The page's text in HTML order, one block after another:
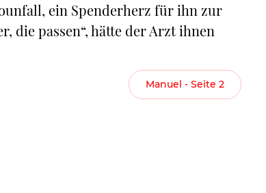
ein Spenderherz für ihn zur
die passen“, hätte der Arzt ihnen
Manuel - Seite 2